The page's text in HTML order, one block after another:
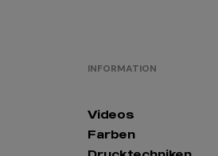
INFORMATION
Videos
Farben